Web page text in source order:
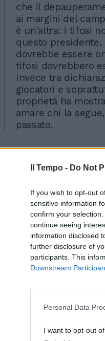
Il Tempo - Do Not
If you wish to opt-out
sensitive information
confirm your
continue seeing
information disclosed
further disclosure of
participants. This
Downstream
Personal Data
I want to opt-out
che il
ai margini del
è un'altra: i tifosi
questo presidente.
dovrebbe essere
tifosi dovrebbero
Invece tra
giocatori e
proprietà ha
amare chi la
passato.
Io non voglio
perché in questi